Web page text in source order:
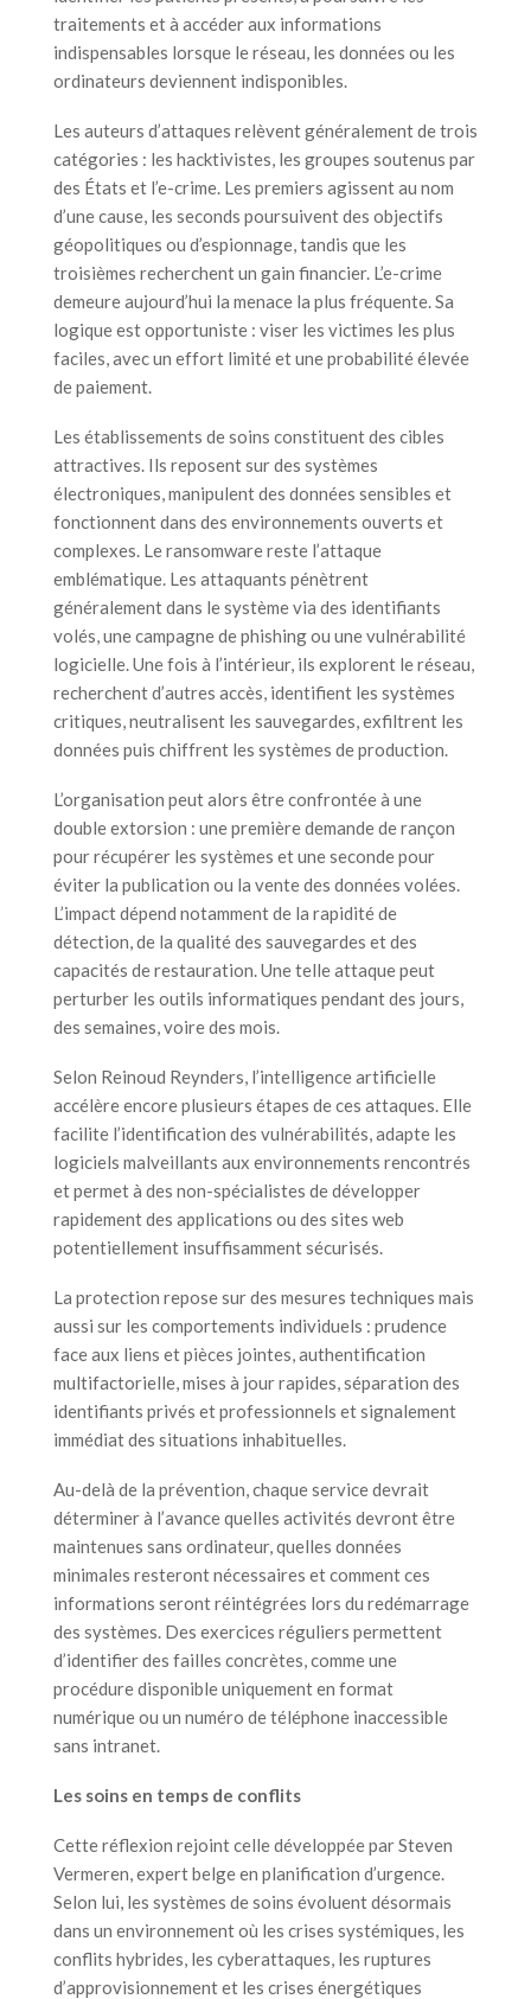
traitements et à accéder aux informations
indispensables lorsque le réseau, les données ou les
ordinateurs deviennent indisponibles.
Les auteurs d’attaques relèvent généralement de trois
catégories : les hacktivistes, les groupes soutenus par
des États et l’e-crime. Les premiers agissent au nom
d’une cause, les seconds poursuivent des objectifs
géopolitiques ou d’espionnage, tandis que les
troisièmes recherchent un gain financier. L’e-crime
demeure aujourd’hui la menace la plus fréquente. Sa
logique est opportuniste : viser les victimes les plus
faciles, avec un effort limité et une probabilité élevée
de paiement.
Les établissements de soins constituent des cibles
attractives. Ils reposent sur des systèmes
électroniques, manipulent des données sensibles et
fonctionnent dans des environnements ouverts et
complexes. Le ransomware reste l’attaque
emblématique. Les attaquants pénètrent
généralement dans le système via des identifiants
volés, une campagne de phishing ou une vulnérabilité
logicielle. Une fois à l’intérieur, ils explorent le réseau,
recherchent d’autres accès, identifient les systèmes
critiques, neutralisent les sauvegardes, exfiltrent les
données puis chiffrent les systèmes de production.
L’organisation peut alors être confrontée à une
double extorsion : une première demande de rançon
pour récupérer les systèmes et une seconde pour
éviter la publication ou la vente des données volées.
L’impact dépend notamment de la rapidité de
détection, de la qualité des sauvegardes et des
capacités de restauration. Une telle attaque peut
perturber les outils informatiques pendant des jours,
des semaines, voire des mois.
Selon Reinoud Reynders, l’intelligence artificielle
accélère encore plusieurs étapes de ces attaques. Elle
facilite l’identification des vulnérabilités, adapte les
logiciels malveillants aux environnements rencontrés
et permet à des non-spécialistes de développer
rapidement des applications ou des sites web
potentiellement insuffisamment sécurisés.
La protection repose sur des mesures techniques mais
aussi sur les comportements individuels : prudence
face aux liens et pièces jointes, authentification
multifactorielle, mises à jour rapides, séparation des
identifiants privés et professionnels et signalement
immédiat des situations inhabituelles.
Au-delà de la prévention, chaque service devrait
déterminer à l’avance quelles activités devront être
maintenues sans ordinateur, quelles données
minimales resteront nécessaires et comment ces
informations seront réintégrées lors du redémarrage
des systèmes. Des exercices réguliers permettent
d’identifier des failles concrètes, comme une
procédure disponible uniquement en format
numérique ou un numéro de téléphone inaccessible
sans intranet.
Les soins en temps de conflits
Cette réflexion rejoint celle développée par Steven
Vermeren, expert belge en planification d’urgence.
Selon lui, les systèmes de soins évoluent désormais
dans un environnement où les crises systémiques, les
conflits hybrides, les cyberattaques, les ruptures
d’approvisionnement et les crises énergétiques